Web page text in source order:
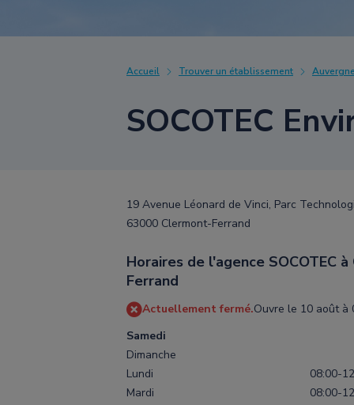
Accueil Trouver un établissement
SOCOTEC
19 Avenue Léonard de Vinci, Parc
63000 Clermont-Ferrand
Horaires de l'agence SOCOTEC
Ferrand
Actuellement fermé.Ouvre le 10 août à
Samedi
Dimanche
Lundi
08:00-
Mardi
08:00-